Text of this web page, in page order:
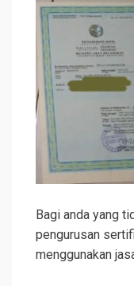
Bagi anda yang
pengurusan
menggunakan